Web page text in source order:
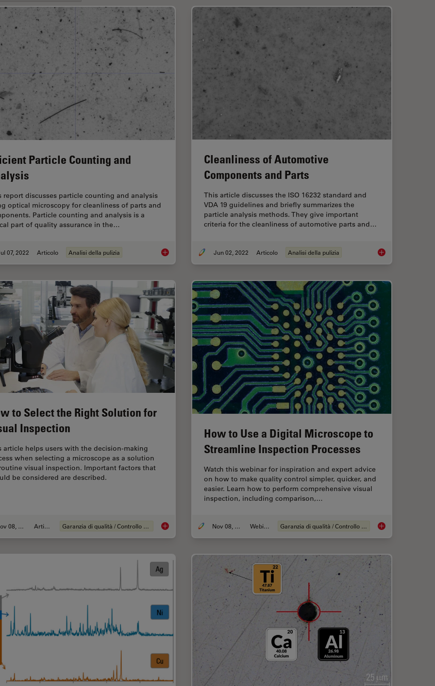
Particle Counting and
report discusses particle counting and analysis
optical microscopy for cleanliness of parts and
Particle counting and analysis is a
part of quality assurance in the…
07, 2022 Articolo Analisi della pulizia Efficient Particle Counting and Analysis
Cleanliness of Automotive
Components and Parts
This article discusses the ISO 16232 standard and
VDA 19 guidelines and briefly summarizes the
particle analysis methods. They give important
criteria for the cleanliness of automotive parts and…
Jun 02, 2022 Articolo Analisi della pulizia Cleanliness of
to Select the Right Solution for
Inspection
article helps users with the decision-making
when selecting a microscope as a solution
visual inspection. Important factors that
be considered are described.
Nov 08, 2021 Articolo Garanzia di qualità / Controllo di qualità How to Select the Right Solution for Visual Inspection
How to Use a Digital Microscope to
Streamline Inspection Processes
Watch this webinar for inspiration and expert advice
on how to make quality control simpler, quicker, and
easier. Learn how to perform comprehensive visual
inspection, including comparison,…
Nov 08, 2021 Webinar: Garanzia di qualità / Controllo di qualità How to Use a